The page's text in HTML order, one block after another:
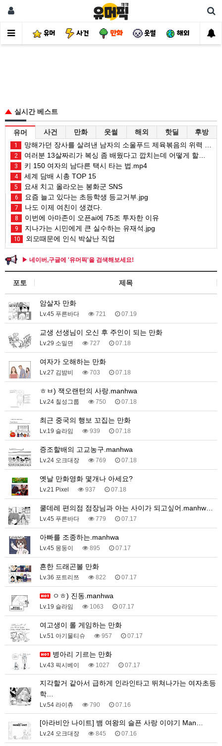
유머 사건 만화 웃썰 해외 핫
실시간 베스트
유머 사건 만화 웃썰 해외 핫딜 후방
1 망해가던 장사를 살려낸 남자의 소울푸드 제육볶음의 위력 ㅋㅋ
2 여러분 13살짜리가 복싱 좀 배웠다고 깝치는데 어떻게 할까요?
3 키 150 여자의 남다른 택시 타는 법.mp4
4 세계 담배 시총 TOP 15
5 요새 치고 올라오는 봉화군 SNS
6 요즘 늘고 있다는 초등학생 등교거부.jpg
7 나도 이제 여친이 생겼다.
8 이번에 아마존이 오픈ai에 75조 투자한 이유
9 지나가는 시민에게 큰 실수하는 유재석.jpg
10 외모때문에 인식 박살난 직업
▶ 네이버,구글에 '유머픽'을 검색해보세요!
포토 제목
암살자 만화
Lv.45 푸른바다 721 07.19
교생 선생님이 오신 후 주인이 되는 만화
Lv.29 소밀면 727 07.18
여자가 오해하는 만화
Lv.27 김밤비 703 07.18
ㅎㅂ) 잭오랜턴의 사랑.manhwa
Lv.24 칠성그룹 750 07.18
최근 중국의 행보 꼬집는 만화
Lv.19 슬라임 939 07.18
증조할배의 고교농구.manhwa
Lv.24 오크대장 769 07.18
옛날 만화영화 몇개나 아세요?
Lv.21 Pixel 937 07.18
쿨데레 편의점 점장님과 아는 사이가 되고싶어.manhw…
Lv.45 푸른바다 779 07.17
아빠를 조종하는.manhwa
Lv.45 몽둥이 895 07.17
흔한 드래곤볼 만화
Lv.36 포트리쯔 822 07.17
ㅇㅎ) 진동.manhwa
Lv.19 슬라임 1063 07.17
여고생이 롤 게임하는 만화
Lv.51 아기물티슈 957 07.17
병아리 기르는 만화
Lv.43 픽시베이 1027 07.17
지각할거 같아서 급하게 인라인타고 뛰쳐나가는 여자초등
학…
Lv.54 라이츄 790 07.16
[아라비안 나이트] 뱀 여왕의 슬픈 사랑 이야기 Man…
Lv.24 오크대장 845 07.16